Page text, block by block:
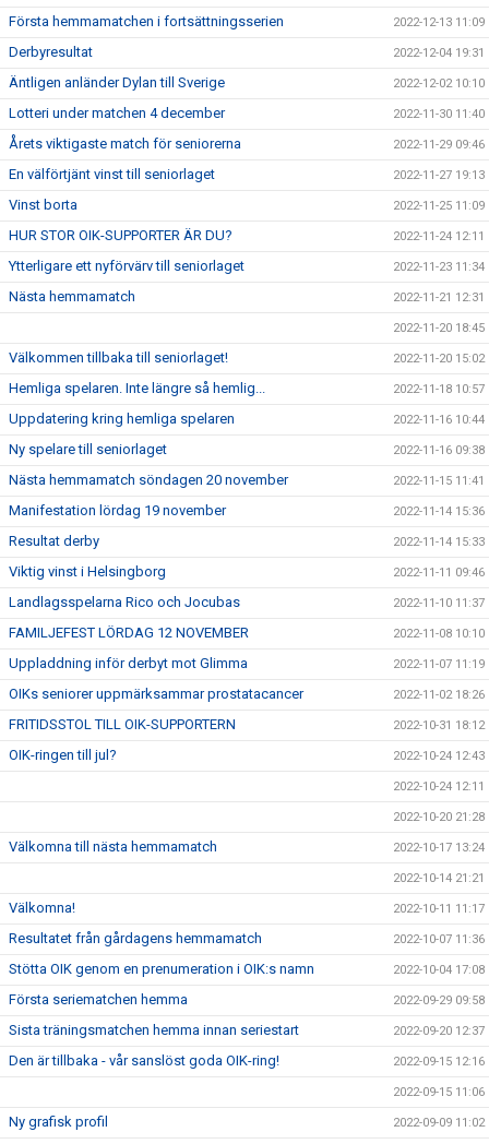
Första hemmamatchen i fortsättningsserien 2022-12-13 11:09
Derbyresultat 2022-12-04 19:31
Äntligen anländer Dylan till Sverige 2022-12-02 10:10
Lotteri under matchen 4 december 2022-11-30 11:40
Årets viktigaste match för seniorerna 2022-11-29 09:46
En välförtjänt vinst till seniorlaget 2022-11-27 19:13
Vinst borta 2022-11-25 11:09
HUR STOR OIK-SUPPORTER ÄR DU? 2022-11-24 12:11
Ytterligare ett nyförvärv till seniorlaget 2022-11-23 11:34
Nästa hemmamatch 2022-11-21 12:31
2022-11-20 18:45
Välkommen tillbaka till seniorlaget! 2022-11-20 15:02
Hemliga spelaren. Inte längre så hemlig... 2022-11-18 10:57
Uppdatering kring hemliga spelaren 2022-11-16 10:44
Ny spelare till seniorlaget 2022-11-16 09:38
Nästa hemmamatch söndagen 20 november 2022-11-15 11:41
Manifestation lördag 19 november 2022-11-14 15:36
Resultat derby 2022-11-14 15:33
Viktig vinst i Helsingborg 2022-11-11 09:46
Landlagsspelarna Rico och Jocubas 2022-11-10 11:37
FAMILJEFEST LÖRDAG 12 NOVEMBER 2022-11-08 10:10
Uppladdning inför derbyt mot Glimma 2022-11-07 11:19
OIKs seniorer uppmärksammar prostatacancer 2022-11-02 18:26
FRITIDSSTOL TILL OIK-SUPPORTERN 2022-10-31 18:12
OIK-ringen till jul? 2022-10-24 12:43
2022-10-24 12:11
2022-10-20 21:28
Välkomna till nästa hemmamatch 2022-10-17 13:24
2022-10-14 21:21
Välkomna! 2022-10-11 11:17
Resultatet från gårdagens hemmamatch 2022-10-07 11:36
Stötta OIK genom en prenumeration i OIK:s namn 2022-10-04 17:08
Första seriematchen hemma 2022-09-29 09:58
Sista träningsmatchen hemma innan seriestart 2022-09-20 12:37
Den är tillbaka - vår sanslöst goda OIK-ring! 2022-09-15 12:16
2022-09-15 11:06
Ny grafisk profil 2022-09-09 11:02